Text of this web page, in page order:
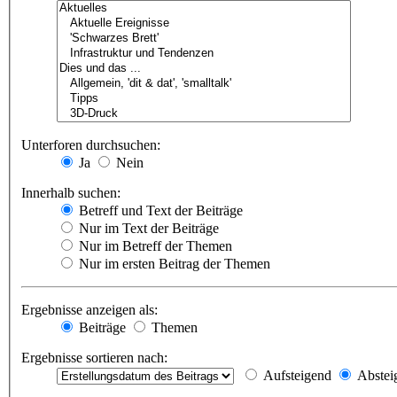
Unterforen durchsuchen:
Ja
Nein
Innerhalb suchen:
Betreff und Text der Beiträge
Nur im Text der Beiträge
Nur im Betreff der Themen
Nur im ersten Beitrag der Themen
Ergebnisse anzeigen als:
Beiträge
Themen
Ergebnisse sortieren nach:
Aufsteigend